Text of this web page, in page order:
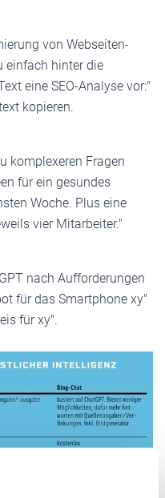
von Webseiten-
einfach hinter die
eine SEO-Analyse vor:"
kopieren.
komplexeren Fragen
für ein gesundes
Woche. Plus eine
vier Mitarbeiter."
nach Aufforderungen
für das Smartphone xy"
für xy".